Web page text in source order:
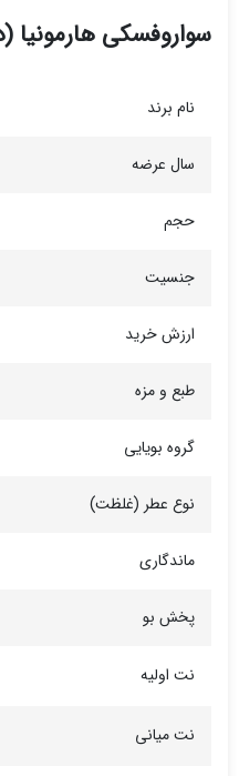
سواروفسکی هارمونیا
نام برند
سال عرضه
حجم
جنسیت
ارزش خرید
طبع و مزه
گروه بویایی
نوع عطر (غلظت)
ماندگاری
پخش بو
نت اولیه
نت میانی